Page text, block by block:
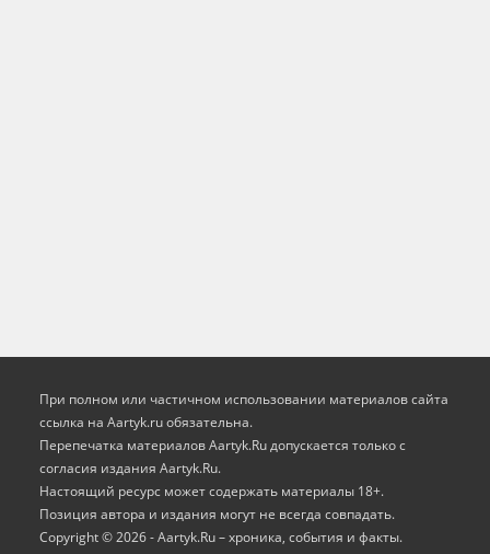
При полном или частичном использовании материалов сайта
ссылка на Aartyk.ru oбязательна.
Перепечатка материалов Aartyk.Ru допускается только с
согласия издания Aartyk.Ru.
Настоящий ресурс может содержать материалы 18+.
Позиция автора и издания могут не всегда совпадать.
Copyright © 2026 - Aartyk.Ru – хроника, события и факты.